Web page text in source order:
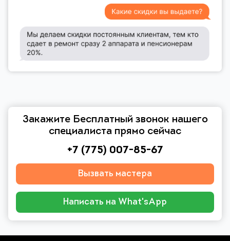
Закажите Бесплатный звонок нашего
специалиста прямо сейчас
+7 (775) 007-85-67
Вызвать мастера
Написать на What'sApp